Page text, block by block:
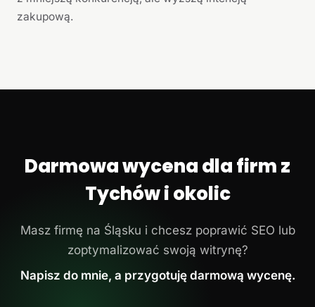
zakupową.
Darmowa wycena dla firm z
Tychów i okolic
Masz firmę na Śląsku i chcesz poprawić SEO lub
zoptymalizować swoją witrynę?
Napisz do mnie, a przygotuję darmową wycenę.